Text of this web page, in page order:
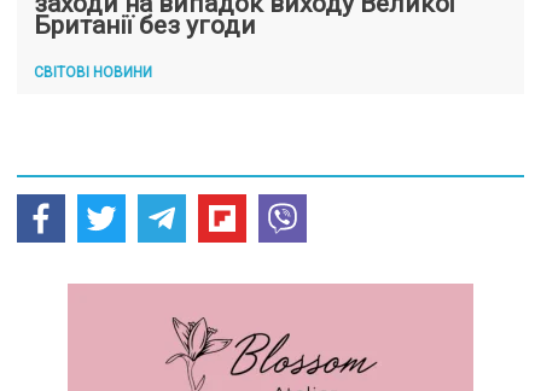
Британії без угоди
СВІТОВІ НОВИНИ